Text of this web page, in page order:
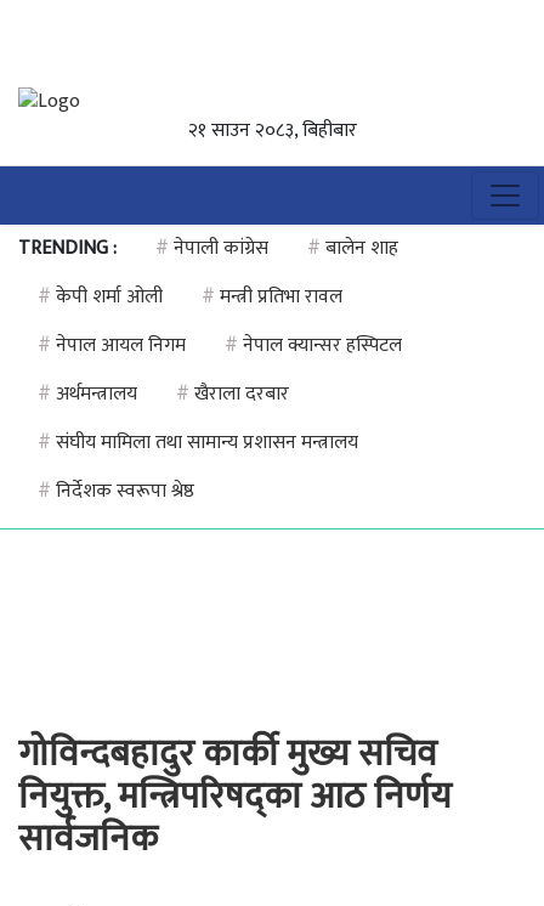
२१ साउन २०८३, बिहीबार
TRENDING : #नेपाली कांग्रेस #बालेन शाह
#केपी शर्मा ओली #मन्त्री प्रतिभा रावल
#नेपाल आयल निगम #नेपाल क्यान्सर हस्पिटल
#अर्थमन्त्रालय #खैराला दरबार
#संघीय मामिला तथा सामान्य प्रशासन मन्त्रालय
#निर्देशक स्वरूपा श्रेष्ठ
गोविन्दबहादुर कार्की मुख्य सचिव
नियुक्त, मन्त्रिपरिषद्का आठ निर्णय
सार्वजनिक